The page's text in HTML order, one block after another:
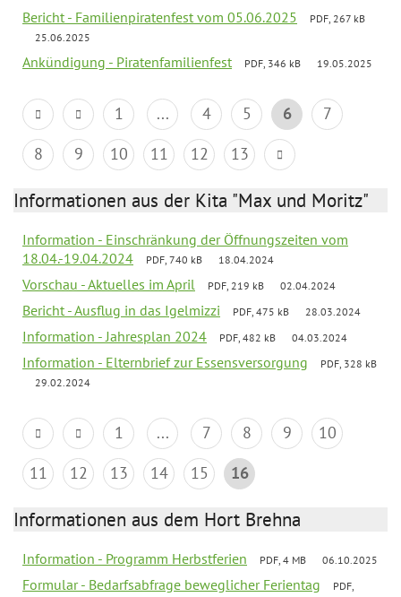
Bericht - Familienpiratenfest vom 05.06.2025
PDF, 267 kB
25.06.2025
Ankündigung - Piratenfamilienfest PDF, 346 kB 19.05.2025
1 ... 4 5 6
7
8
9 10 11 12 13
Informationen aus der Kita "Max und Moritz"
Information - Einschränkung der Öffnungszeiten vom
18.04.-19.04.2024
PDF, 740 kB 18.04.2024
Vorschau - Aktuelles im April PDF, 219 kB 02.04.2024
Bericht - Ausflug in das Igelmizzi PDF, 475 kB 28.03.2024
Information - Jahresplan 2024 PDF, 482 kB 04.03.2024
Information - Elternbrief zur Essensversorgung
PDF, 328 kB
29.02.2024
1 ... 7 8 9
10
11
12 13 14 15 16
Informationen aus dem Hort Brehna
Information - Programm Herbstferien PDF, 4 MB 06.10.2025
Formular - Bedarfsabfrage beweglicher Ferientag
PDF,